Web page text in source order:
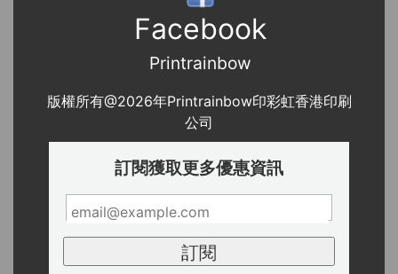
Facebook
Printrainbow
版權所有@2026年Printrainbow印彩虹香港印刷
公司
訂閱獲取更多優惠資訊